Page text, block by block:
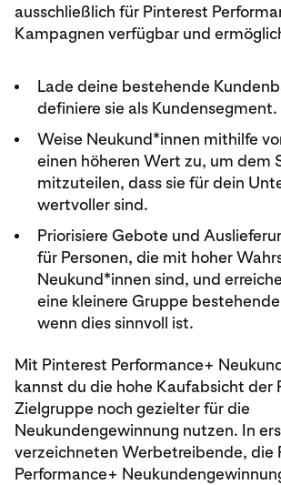
ausschließlich für Pinterest
Kampagnen verfügbar und
Lade deine bestehende
definiere sie als Kundensegment.
Weise Neukund*innen mithilfe
einen höheren Wert zu, um dem
mitzuteilen, dass sie für dein
wertvoller sind.
Priorisiere Gebote und
für Personen, die mit hoher
Neukund*innen sind, und
eine kleinere Gruppe
wenn dies sinnvoll ist.
Mit Pinterest Performance+
kannst du die hohe Kaufabsicht der
Zielgruppe noch gezielter für die
Neukundengewinnung nutzen. In
verzeichneten Werbetreibende, die
Performance+